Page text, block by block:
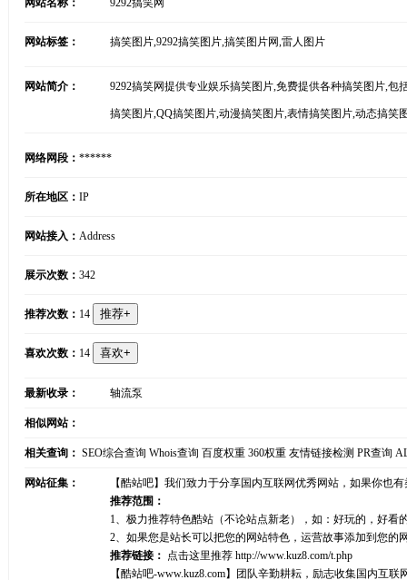
网站名称： 9292搞笑网
网站标签： 搞笑图片,9292搞笑图片,搞笑图片网,雷人图片
网站简介： 9292搞笑网提供专业娱乐搞笑图片,免费提供各种搞笑图片,
搞笑图片,QQ搞笑图片,动漫搞笑图片,表情搞笑图片,动态搞笑
网络网段： ******
所在地区： IP
网站接入： Address
展示次数： 342
推荐次数： 14
喜欢次数： 14
最新收录： 轴流泵
相似网站：
相关查询： SEO综合查询 Whois查询 百度权重 360权重 友情链接检测 PR查询
网站征集：
【酷站吧】我们致力于分享国内互联网优秀网站，如果你也
推荐范围：
1、极力推荐特色酷站（不论站点新老），如：好玩的，好
2、如果您是站长可以把您的网站特色，运营故事添加到您
推荐链接： 点击这里推荐 http://www.kuz8.com/t.php
【酷站吧-www.kuz8.com】团队辛勤耕耘，励志收集国内互